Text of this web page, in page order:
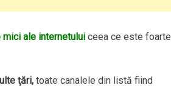
ale internetuluiceea ce este foarte
ţări,toate canalele din listă fiind